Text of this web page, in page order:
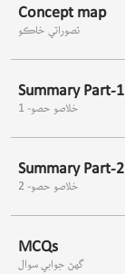
Concept map
تصوراتي خاڪو
Summary Part-1
خلاصو حصو- 1
Summary Part-2
خلاصو حصو- 2
MCQs
گهڻ جوابي سوال